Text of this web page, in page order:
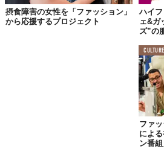
この世界は、もっと
摂食障害の女性を「ファッション」
から応援するプロジェクト
ハイ
ェ&ガ
ズ”の
CULTURE
ファ
によ
ン番